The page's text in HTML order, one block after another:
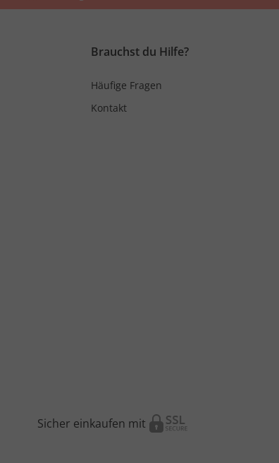
Brauchst du Hilfe?
Häufige Fragen
Kontakt
Sicher einkaufen mit